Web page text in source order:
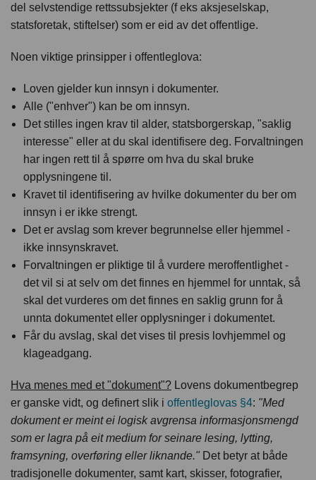
del selvstendige rettssubsjekter (f eks aksjeselskap,
statsforetak, stiftelser) som er eid av det offentlige.
Noen viktige prinsipper i offentleglova:
Loven gjelder kun innsyn i dokumenter.
Alle ("enhver") kan be om innsyn.
Det stilles ingen krav til alder, statsborgerskap, "saklig
interesse" eller at du skal identifisere deg. Forvaltningen
har ingen rett til å spørre om hva du skal bruke
opplysningene til.
Kravet til identifisering av hvilke dokumenter du ber om
innsyn i er ikke strengt.
Det er avslag som krever begrunnelse eller hjemmel -
ikke innsynskravet.
Forvaltningen er pliktige til å vurdere meroffentlighet -
det vil si at selv om det finnes en hjemmel for unntak, så
skal det vurderes om det finnes en saklig grunn for å
unnta dokumentet eller opplysninger i dokumentet.
Får du avslag, skal det vises til presis lovhjemmel og
klageadgang.
Hva menes med et "dokument"? Lovens dokumentbegrep
er ganske vidt, og definert slik i offentleglovas §4: "Med
dokument er meint ei logisk avgrensa informasjonsmengd
som er lagra på eit medium for seinare lesing, lytting,
framsyning, overføring eller liknande." Det betyr at både
tradisjonelle dokumenter, samt kart, skisser, fotografier,